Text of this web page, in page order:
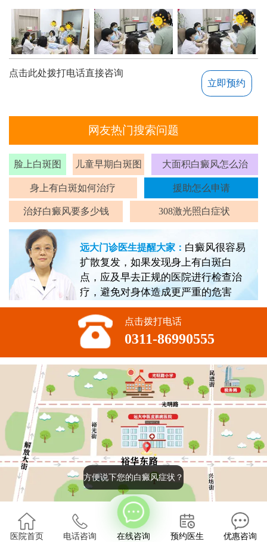
点击此处拨打电话直接咨询
立即预约
网友热门搜索问题
脸上白斑图 儿童早期白斑图 大面积白癜风怎么治
身上有白斑如何治疗 援助怎么申请
治好白癜风要多少钱 308激光照白症状
远大门诊医生提醒大家： 白癜风很容易
扩散复发，如果发现身上有白斑白
点，应及早去正规的医院进行检查治
疗，避免对身体造成更严重的危害
点击拨打电话
0311-86990555
版权所有:石家庄远大中医皮肤病医院 2022
医院首页 电话咨询 在线咨询
方便说下您的白癜风症状？
预约医生 优惠咨询